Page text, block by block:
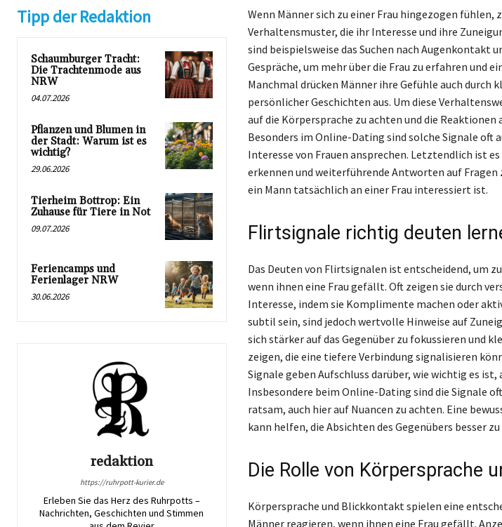
Tipp der Redaktion
Schaumburger Tracht:
Die Trachtenmode aus
NRW
04.07.2026
Pflanzen und Blumen in
der Stadt: Warum ist es
wichtig?
29.06.2026
Tierheim Bottrop: Ein
Zuhause für Tiere in Not
09.07.2026
Feriencamps und
Ferienlager NRW
30.06.2026
redaktion
https://ruhrpott-kurier.de
Erleben Sie das Herz des Ruhrpotts –
Nachrichten, Geschichten und Stimmen
Wenn Männer sich zu einer Frau hingezogen fühlen,
Verhaltensmuster, die ihr Interesse und ihre
sind beispielsweise das Suchen nach Augenkontakt
Gespräche, um mehr über die Frau zu erfahren und
Manchmal drücken Männer ihre Gefühle auch durch
persönlicher Geschichten aus. Um diese
auf die Körpersprache zu achten und die Reaktionen
Besonders im Online-Dating sind solche Signale oft
Interesse von Frauen ansprechen. Letztendlich ist
erkennen und weiterführende Antworten auf Fragen
ein Mann tatsächlich an einer Frau interessiert ist.
Flirtsignale richtig deuten
Das Deuten von Flirtsignalen ist entscheidend, um
wenn ihnen eine Frau gefällt. Oft zeigen sie durch
Interesse, indem sie Komplimente machen oder
subtil sein, sind jedoch wertvolle Hinweise auf
sich stärker auf das Gegenüber zu fokussieren und
zeigen, die eine tiefere Verbindung signalisieren
Signale geben Aufschluss darüber, wie wichtig es
Insbesondere beim Online-Dating sind die Signale
ratsam, auch hier auf Nuancen zu achten. Eine
kann helfen, die Absichten des Gegenübers besser
Die Rolle von Körpersprache
Körpersprache und Blickkontakt spielen eine
Männer reagieren, wenn ihnen eine Frau gefällt.